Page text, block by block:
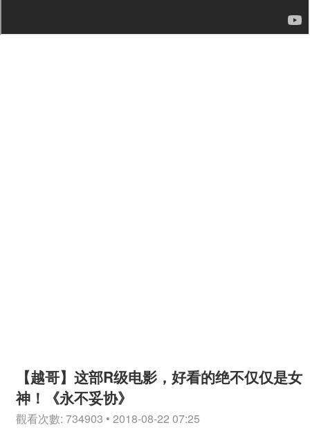
【越哥】这部R级电影，好看的绝不仅仅是女
神！《永不妥协》
觀看次數: 734903 • 2018-08-22 07:25